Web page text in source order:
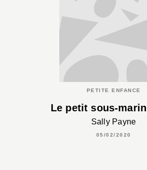
PETITE ENFANCE
Le petit sous-
Sally Payne
05/02/2020